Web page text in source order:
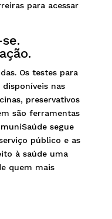
para acessar
Os testes para
nas
preservativos
são ferramentas
segue
público e as
à saúde uma
quem mais